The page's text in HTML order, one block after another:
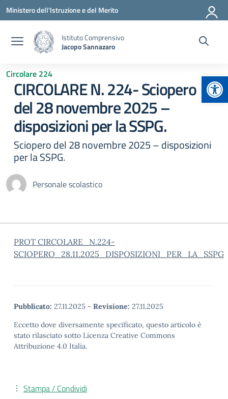
Vai ai contenuti
Vai al menu di navigazione
Vai al footer
Ministero dell'Istruzione e del Merito
Istituto Comprensivo
Jacopo Sannazaro
Circolare 224
CIRCOLARE N. 224- Sciopero
del 28 novembre 2025 –
disposizioni per la SSPG.
Sciopero del 28 novembre 2025 – disposizioni
per la SSPG.
Personale scolastico
PROT CIRCOLARE_N.224-
SCIOPERO_28.11.2025_DISPOSIZIONI_PER_LA_SSPG
Pubblicato: 27.11.2025 - Revisione: 27.11.2025
Eccetto dove diversamente specificato, questo articolo è
stato rilasciato sotto Licenza Creative Commons
Attribuzione 4.0 Italia.
Stampa / Condividi